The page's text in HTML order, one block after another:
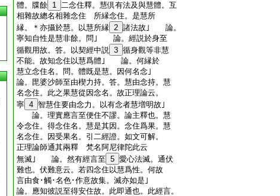
體。牒餘 1 二念住釋。慧倶有法及與慧體。互
相雜故總名相雜念住 所縁念住。是慧所
縁。＊亦攝於慧。以慧所縁 2 諸法故｣ 論。
寧知自性是慧非餘。問｣ 論。經説於身至
循觀用故。答。以契經中説 3 循身觀等非慧
不能。故知念住以慧爲體｣ 論。何縁於
慧立念住名。問。體既是慧。因何名念｣
論。毘婆沙師至由楔力持。答。慧由念持。慧
名念住。此之果慧從因念名。故正理論云。
寧 4 智慧住要由念力。以有念者慧増明故｣
論。理實應言至便住不謬。論主釋也。慧
令念住。得念住名。慧是其因。念住爲果。慧
名念住。因受果名。引二經證。如文可解。
正理論師通其兩釋 梵名阿尼律陀此云
無滅｣ 論。然有經言至 5 愛心法滅。通伏
難也。伏難意云。若四念住以慧爲性。何故
言由食･觸･名色･作意故集。滅亦如是｣
論。應知彼説至得安住故。此即通也。此經言。